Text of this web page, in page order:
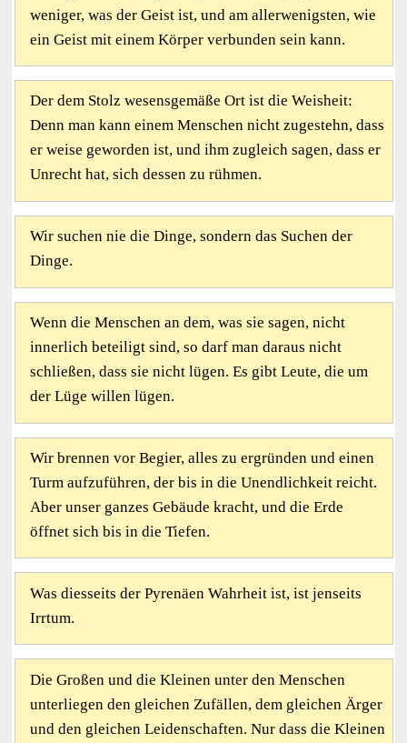
weniger, was der Geist ist, und am allerwenigsten, wie
ein Geist mit einem Körper verbunden sein kann.
Der dem Stolz wesensgemäße Ort ist die Weisheit:
Denn man kann einem Menschen nicht zugestehn, dass
er weise geworden ist, und ihm zugleich sagen, dass er
Unrecht hat, sich dessen zu rühmen.
Wir suchen nie die Dinge, sondern das Suchen der
Dinge.
Wenn die Menschen an dem, was sie sagen, nicht
innerlich beteiligt sind, so darf man daraus nicht
schließen, dass sie nicht lügen. Es gibt Leute, die um
der Lüge willen lügen.
Wir brennen vor Begier, alles zu ergründen und einen
Turm aufzuführen, der bis in die Unendlichkeit reicht.
Aber unser ganzes Gebäude kracht, und die Erde
öffnet sich bis in die Tiefen.
Was diesseits der Pyrenäen Wahrheit ist, ist jenseits
Irrtum.
Die Großen und die Kleinen unter den Menschen
unterliegen den gleichen Zufällen, dem gleichen Ärger
und den gleichen Leidenschaften. Nur dass die Kleinen